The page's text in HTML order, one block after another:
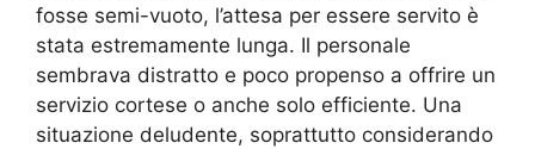
fosse semi-vuoto, l’attesa per essere servito è
stata estremamente lunga. Il personale
sembrava distratto e poco propenso a offrire un
servizio cortese o anche solo efficiente. Una
situazione deludente, soprattutto considerando